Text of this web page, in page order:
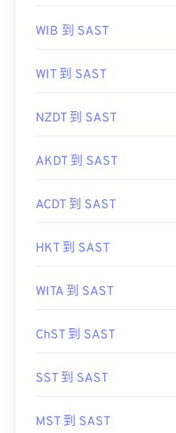
WIB 到 SAST
WIT 到 SAST
NZDT 到 SAST
AKDT 到 SAST
ACDT 到 SAST
HKT 到 SAST
WITA 到 SAST
ChST 到 SAST
SST 到 SAST
MST 到 SAST